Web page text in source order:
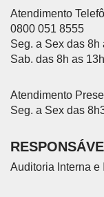
Atendimento
0800 051 8555
Seg. a Sex das 8h
Sab. das 8h as 13h
Atendimento
Seg. a Sex das
Auditoria Interna e